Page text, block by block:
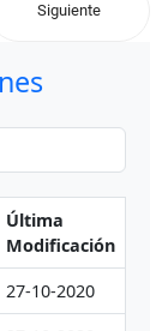
Siguiente